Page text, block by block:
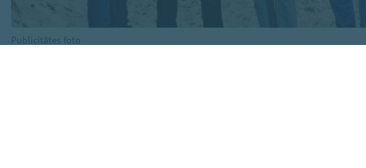
Publicitātes foto